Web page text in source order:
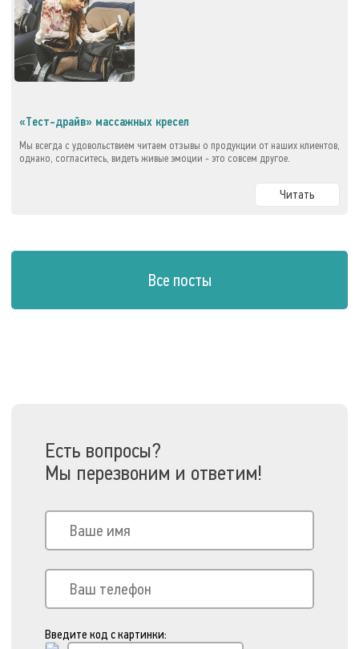
«Тест-драйв» массажных кресел
Мы всегда с удовольствием читаем отзывы о продукции от наших клиентов,
однако, согласитесь, видеть живые эмоции - это совсем другое.
Читать
Все посты
Есть вопросы?
Мы перезвоним и ответим!
Введите код с картинки: